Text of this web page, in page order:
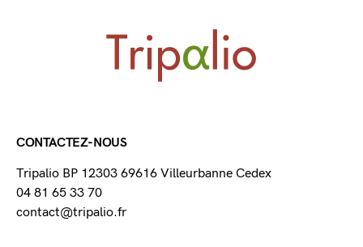
CONTACTEZ-NOUS
Tripalio BP 12303 69616 Villeurbanne Cedex
04 81 65 33 70
contact@tripalio.fr